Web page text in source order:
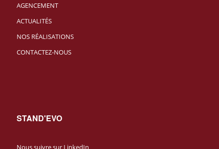
AGENCEMENT
ACTUALITÉS
NOS RÉALISATIONS
CONTACTEZ-NOUS
STAND'EVO
Nous suivre sur LinkedIn